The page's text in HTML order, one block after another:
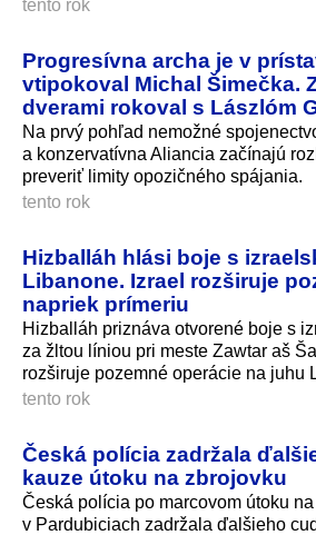
tento rok
Progresívna archa je v
vtipokoval Michal Šimečka.
dverami rokoval s Lászlóm
Na prvý pohľad nemožné
a konzervatívna Aliancia začínajú
preveriť limity opozičného spájania.
tento rok
Hizballáh hlási boje s
Libanone. Izrael rozširuje
napriek prímeriu
Hizballáh priznáva otvorené boje s
za žltou líniou pri meste Zawtar aš
rozširuje pozemné operácie na juhu
tento rok
Česká polícia zadržala
kauze útoku na zbrojovku
Česká polícia po marcovom útoku
v Pardubiciach zadržala ďalšieho